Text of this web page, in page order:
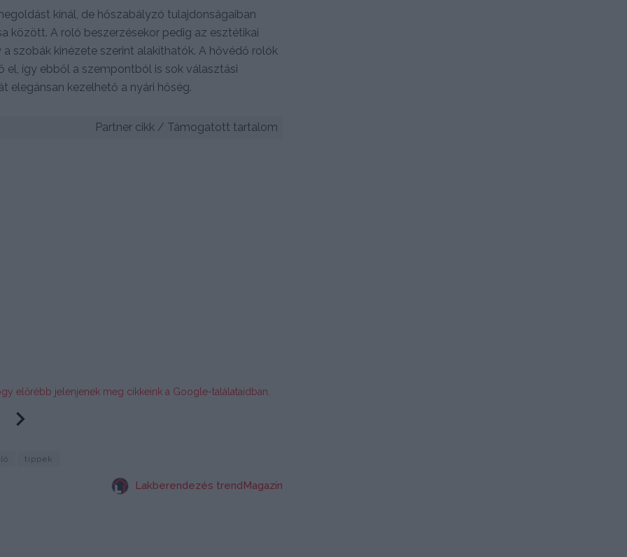
kínál, de hőszabályzó tulajdonságaiban
között. A roló beszerzésekor pedig az esztétikai
szobák kinézete szerint alakíthatók. A hővédő rolók
el, így ebből a szempontból is sok választási
elegánsan kezelhető a nyári hőség.
Partner cikk / Támogatott tartalom
előrébb jelenjenek meg cikkeink a Google-találataidban.
tippek
Lakberendezés trendMagazin